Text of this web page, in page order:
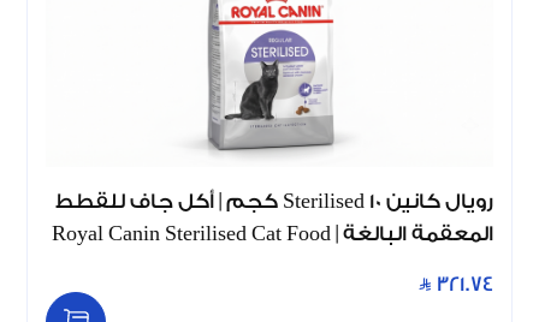
رويال كانين Sterilised 10 كجم | أكل جاف للقطط
المعقمة البالغة | Royal Canin Sterilised Cat Food
321.74